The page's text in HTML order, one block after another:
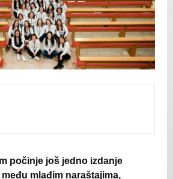
počinje još jedno izdanje
mlađim naraštajima,